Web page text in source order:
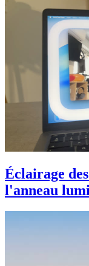
Éclairage
l'anneau